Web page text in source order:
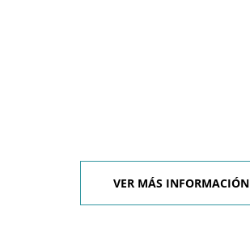
VER MÁS INFORMACIÓN